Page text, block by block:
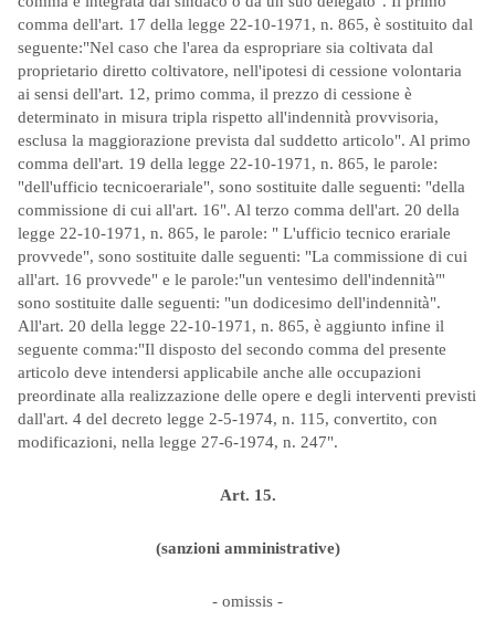
comma dell'art. 17 della legge 22-10-1971, n. 865, è sostituito dal
seguente:"Nel caso che l'area da espropriare sia coltivata dal
proprietario diretto coltivatore, nell'ipotesi di cessione volontaria
ai sensi dell'art. 12, primo comma, il prezzo di cessione è
determinato in misura tripla rispetto all'indennità provvisoria,
esclusa la maggiorazione prevista dal suddetto articolo". Al primo
comma dell'art. 19 della legge 22-10-1971, n. 865, le parole:
"dell'ufficio tecnicoerariale", sono sostituite dalle seguenti: "della
commissione di cui all'art. 16". Al terzo comma dell'art. 20 della
legge 22-10-1971, n. 865, le parole: " L'ufficio tecnico erariale
provvede", sono sostituite dalle seguenti: "La commissione di cui
all'art. 16 provvede" e le parole:"un ventesimo dell'indennità"'
sono sostituite dalle seguenti: "un dodicesimo dell'indennità".
All'art. 20 della legge 22-10-1971, n. 865, è aggiunto infine il
seguente comma:"Il disposto del secondo comma del presente
articolo deve intendersi applicabile anche alle occupazioni
preordinate alla realizzazione delle opere e degli interventi previsti
dall'art. 4 del decreto legge 2-5-1974, n. 115, convertito, con
modificazioni, nella legge 27-6-1974, n. 247".
Art. 15.
(sanzioni amministrative)
- omissis -